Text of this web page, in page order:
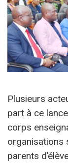
Plusieurs
part à ce
corps
organisations
parents